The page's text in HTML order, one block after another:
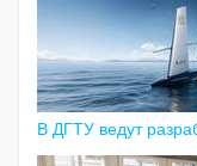
В ДГТУ ведут